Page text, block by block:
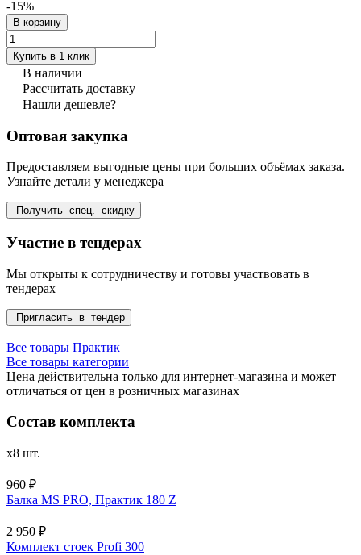
-15%
В корзину
Купить в 1 клик
В наличии
Рассчитать доставку
Нашли дешевле?
Оптовая закупка
Предоставляем выгодные цены при больших объёмах заказа.
Узнайте детали у менеджера
Получить спец. скидку
Участие в тендерах
Мы открыты к сотрудничеству и готовы участвовать в
тендерах
Пригласить в тендер
Все товары Практик
Все товары категории
Цена действительна только для интернет-магазина и может
отличаться от цен в розничных магазинах
Состав комплекта
x8 шт.
960 ₽
Балка MS PRO, Практик 180 Z
2 950 ₽
Комплект стоек Profi 300